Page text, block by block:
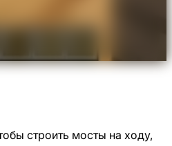
строить мосты на ходу,